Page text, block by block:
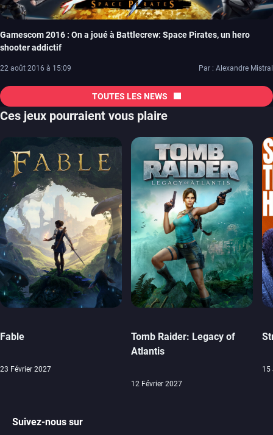
Gamescom 2016 : On a joué à Battlecrew: Space Pirates, un hero
shooter addictif
22 août 2016 à 15:09 Par : Alexandre Mistral
TOUTES LES NEWS
Ces jeux pourraient vous plaire
Fable
23 Février 2027
Tomb Raider: Legacy of
Atlantis
12 Février 2027
15
Suivez-nous sur